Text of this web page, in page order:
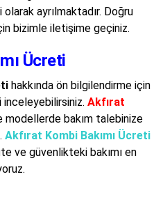
ayrılmaktadır. Doğru
bizimle iletişime geçiniz.
Ücreti
hakkında ön bilgilendirme için
Akfırat
modellerde bakım talebinize
Akfırat Kombi Bakımı Ücreti
ve güvenlikteki bakımı en